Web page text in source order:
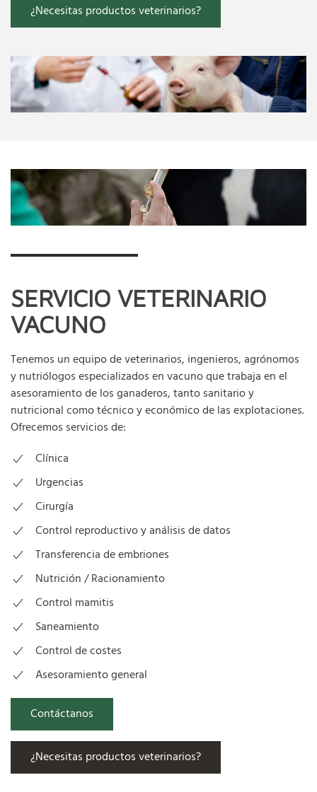
¿Necesitas productos veterinarios?
SERVICIO VETERINARIO
VACUNO
Tenemos un equipo de veterinarios, ingenieros, agrónomos
y nutriólogos especializados en vacuno que trabaja en el
asesoramiento de los ganaderos, tanto sanitario y
nutricional como técnico y económico de las explotaciones.
Ofrecemos servicios de:
Clínica
Urgencias
Cirurgía
Control reproductivo y análisis de datos
Transferencia de embriones
Nutrición / Racionamiento
Control mamitis
Saneamiento
Control de costes
Asesoramiento general
Contáctanos
¿Necesitas productos veterinarios?